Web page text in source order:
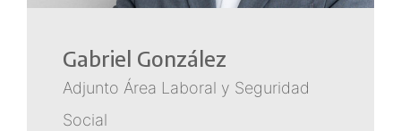
Gabriel González
Adjunto Área Laboral y Seguridad
Social